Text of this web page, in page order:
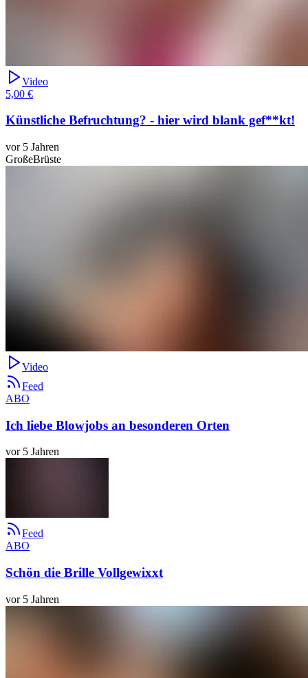
Video
5,00 €
Künstliche Befruchtung? - hier wird blank gef**kt!
vor 5 Jahren
GroßeBrüste
Video
Feed
ABO
Ich liebe Blowjobs an besonderen Orten
vor 5 Jahren
Feed
ABO
Schön die Brille Vollgewixxt
vor 5 Jahren